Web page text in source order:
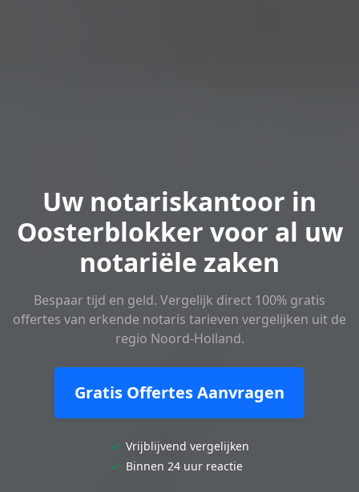
Uw notariskantoor in
Oosterblokker voor al uw
notariële zaken
Bespaar tijd en geld. Vergelijk direct 100% gratis
offertes van erkende notaris tarieven vergelijken uit de
regio Noord-Holland.
Gratis Offertes Aanvragen
✓ Vrijblijvend vergelijken
✓ Binnen 24 uur reactie